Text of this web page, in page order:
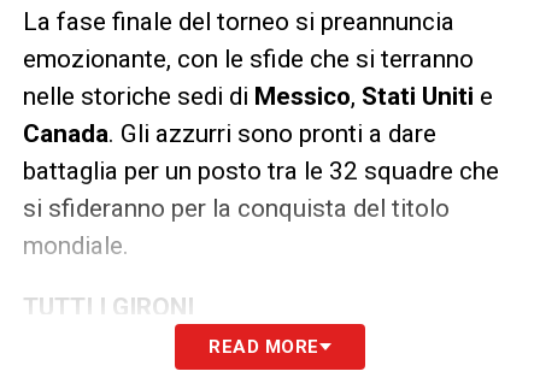
La fase finale del torneo si preannuncia
emozionante, con le sfide che si terranno
nelle storiche sedi di Messico, Stati Uniti e
Canada. Gli azzurri sono pronti a dare
battaglia per un posto tra le 32 squadre che
si sfideranno per la conquista del titolo
mondiale.
TUTTI I GIRONI
: Messico, Sud Corea, Sud Africa, Play off
READ MORE